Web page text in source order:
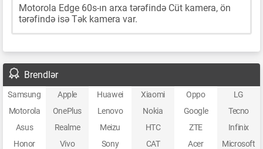
Motorola Edge 60s-ın arxa tərəfində Cüt kamera, ön
tərəfində isə Tək kamera var.
Brendlər
Samsung Apple Huawei Xiaomi Oppo
LG
Motorola
OnePlus Lenovo Nokia Google
Tecno
Asus
Realme Meizu HTC ZTE
Infinix
Honor
Vivo Sony CAT Acer
Microsoft